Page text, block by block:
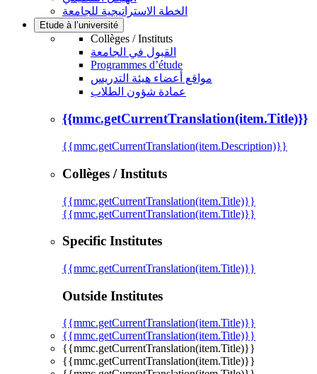
الخطة الاستراتيجية للجامعة
Etude à l’université
Collèges / Instituts
القبول في الجامعة
Programmes d’étude
مواقع أعضاء هيئة التدريس
عمادة شؤون الطلاب
{{mmc.getCurrentTranslation(item.Title)}}
{{mmc.getCurrentTranslation(item.Description)}}
Collèges / Instituts
{{mmc.getCurrentTranslation(item.Title)}}
{{mmc.getCurrentTranslation(item.Title)}}
Specific Institutes
{{mmc.getCurrentTranslation(item.Title)}}
Outside Institutes
{{mmc.getCurrentTranslation(item.Title)}}
{{mmc.getCurrentTranslation(item.Title)}}
{{mmc.getCurrentTranslation(item.Title)}}
{{mmc.getCurrentTranslation(item.Title)}}